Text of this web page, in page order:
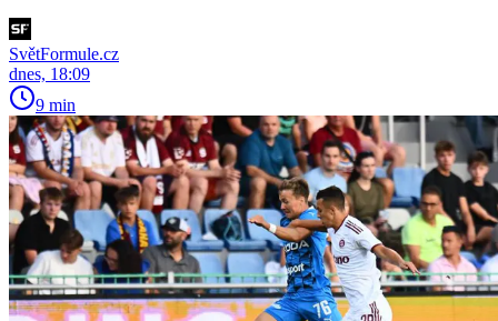
SvětFormule.cz
dnes, 18:09
9 min